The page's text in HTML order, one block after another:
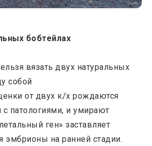
бобтейлах
вязать двух натуральных
собой
от двух к/х рождаются
патологиями, и умирают
ген» заставляет
эмбрионы на ранней стадии.